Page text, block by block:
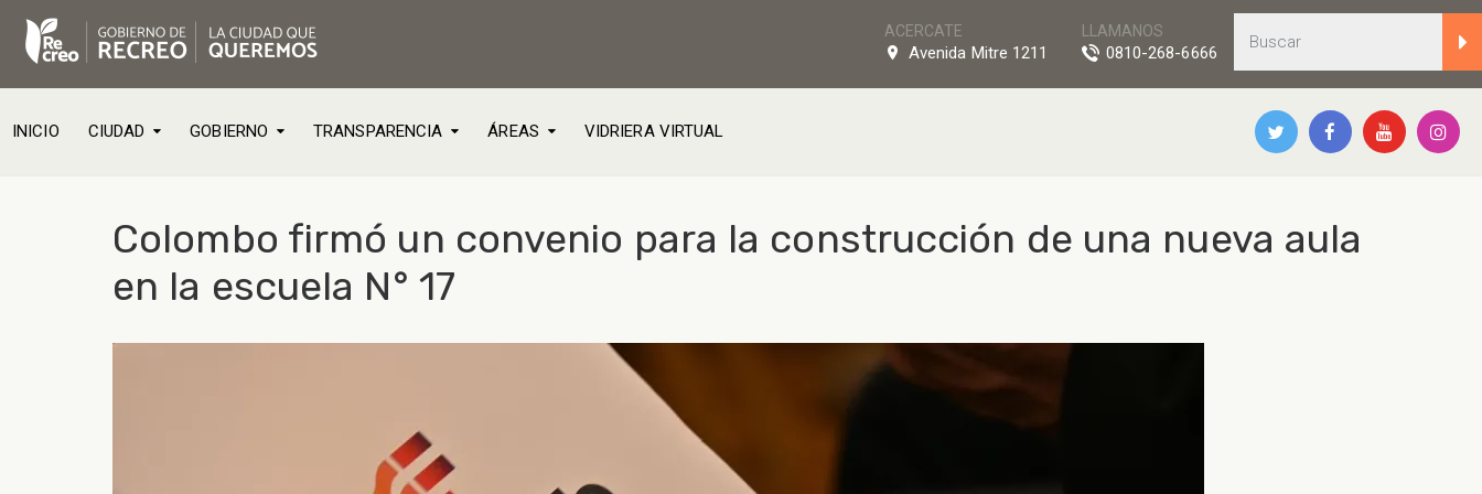
LLAMANOS
0810-268-6666
ACERCATE
Avenida Mitre 1211
INICIO CIUDAD GOBIERNO TRANSPARENCIA ÁREAS VIDRIERA VIRTUAL
Colombo firmó un convenio para la construcción de una nueva aula
en la escuela N° 17